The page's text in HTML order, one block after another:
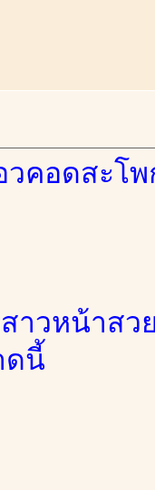
คอดสะโ
าวหน้าสว
ดนี้